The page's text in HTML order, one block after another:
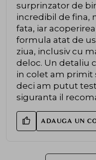
surprinzator de
incredibil de fina,
fata, iar
formula atat de
ziua, inclusiv cu
deloc. Un detaliu
in colet am primit
deci am putut
siguranta il
ADAUGA UN